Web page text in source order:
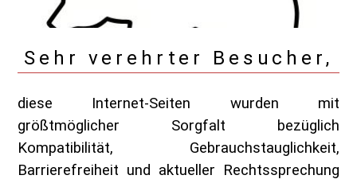
Sehr verehrter Besucher,
diese Internet-Seiten wurden mit
größtmöglicher Sorgfalt bezüglich
Kompatibilität, Gebrauchstauglichkeit,
Barrierefreiheit und aktueller Rechtssprechung